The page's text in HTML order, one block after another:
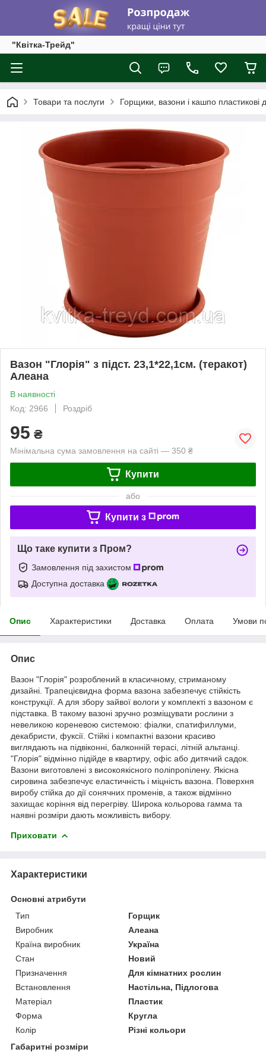
"Квітка-Трейд"
Товари та послуги Горщики, вазони і кашпо пластикові
Вазон "Глорія" з підст. 23,1*22,1см. (теракот)
Алеана
В наявності
Код: 2966
Роздріб
95 ₴
Мінімальна сума замовлення на сайті — 350 ₴
Купити
або
Купити з
Що таке купити з Пром?
Замовлення під захистом
Доступна доставка
Опис Характеристики Доставка Оплата Умови
Опис
Вазон "Глорія" розроблений в класичному, стриманому
дизайні. Трапецієвидна форма вазона забезпечує стійкість
конструкції. А для збору зайвої вологи у комплекті з вазоном є
підставка. В такому вазоні зручно розміщувати рослини з
невеликою кореневою системою: фіалки, спатифиллуми,
декабристи, фуксії. Стійкі і компактні вазони красиво
виглядають на підвіконні, балконній терасі, літній альтанці.
"Глорія" відмінно підійде в квартиру, офіс або дитячий садок.
Вазони виготовлені з високоякісного поліпропілену. Якісна
сировина забезпечує еластичність і міцність вазона. Поверхня
виробу стійка до дії сонячних променів, а також відмінно
захищає коріння від перегріву. Широка кольорова гамма та
наявні розміри дають можливість вибору.
Приховати
Характеристики
Основні атрибути
Тип
Горщик
Виробник
Алеана
Країна виробник
Україна
Стан
Новий
Призначення
Для кімнатних рослин
Встановлення
Настільна, Підлогова
Матеріал
Пластик
Форма
Кругла
Колір
Різні кольори
Габаритні розміри